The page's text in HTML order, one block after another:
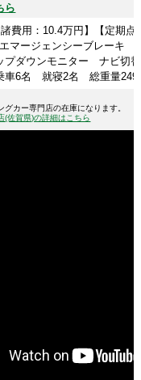
ら
費用：10.4万円】【定期
マージェンシーブレーキ
ダウンモニター ナビ切
6名 就寝2名 総重量
グカー専門店の在庫になります。
(佐賀県)の詳細はこちら